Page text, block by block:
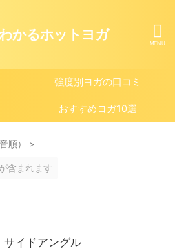
強度別ヨガの口コミ
おすすめヨガ10選
順） >
含まれます